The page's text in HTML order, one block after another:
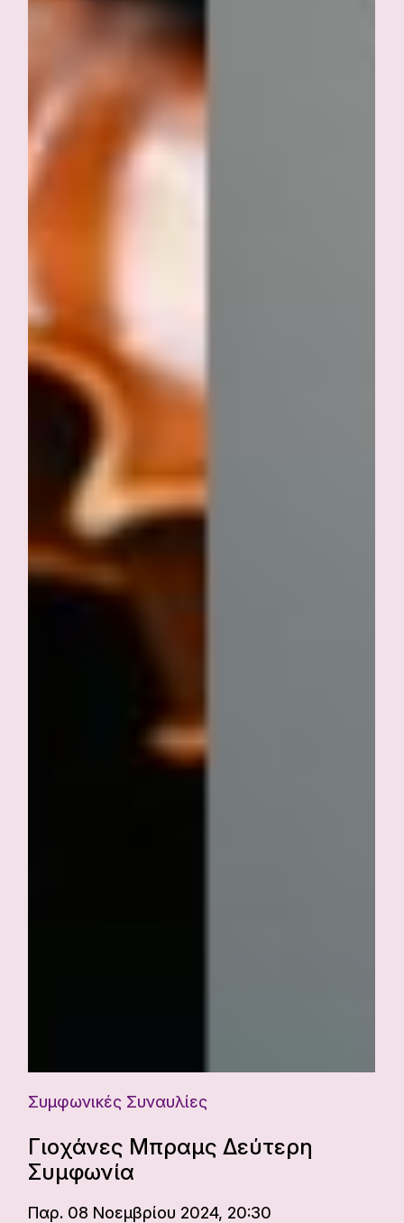
Συμφωνικές Συναυλίες
Γιοχάνες Μπραμς Δεύτερη
Συμφωνία
Παρ. 08 Νοεμβρίου 2024, 20:30